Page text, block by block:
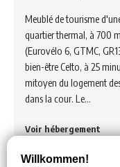
Meublé de tourisme
quartier thermal, à 700
(Eurovélo 6, GTMC,
bien-être Celto, à 25
mitoyen du logement
dans la cour. Le…
Voir hébergement